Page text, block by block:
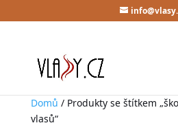
Domů / Produkty se štítkem
vlasů“